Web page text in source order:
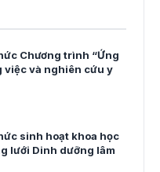
Chương trình “Ứng
việc và nghiên cứu y
sinh hoạt khoa học
lưới Dinh dưỡng lâm